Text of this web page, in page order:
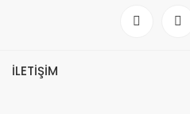
İLETİŞİM